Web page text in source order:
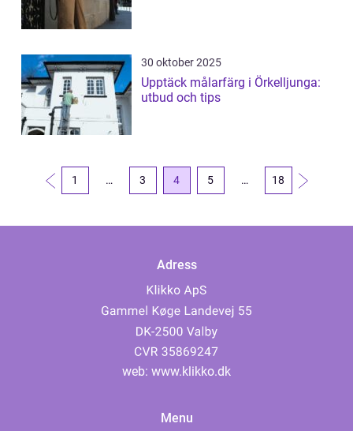
30 oktober 2025
Upptäck målarfärg i Örkelljunga:
utbud och tips
1 … 3 4 5 … 18
Adress
web: www.klikko.dk
Menu